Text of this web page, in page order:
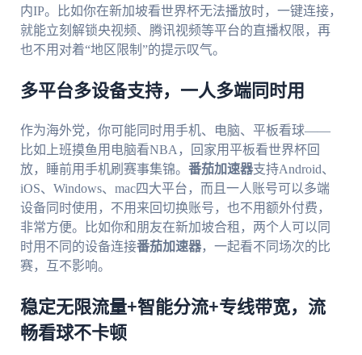
内IP。比如你在新加坡看世界杯无法播放时，一键连接，
就能立刻解锁央视频、腾讯视频等平台的直播权限，再
也不用对着“地区限制”的提示叹气。
多平台多设备支持，一人多端同时用
作为海外党，你可能同时用手机、电脑、平板看球——
比如上班摸鱼用电脑看NBA，回家用平板看世界杯回
放，睡前用手机刷赛事集锦。 番茄加速器支持Android、
iOS、Windows、mac四大平台，而且一人账号可以多端
设备同时使用，不用来回切换账号，也不用额外付费，
非常方便。比如你和朋友在新加坡合租，两个人可以同
时用不同的设备连接番茄加速器，一起看不同场次的比
赛，互不影响。
稳定无限流量+智能分流+专线带宽，流
畅看球不卡顿